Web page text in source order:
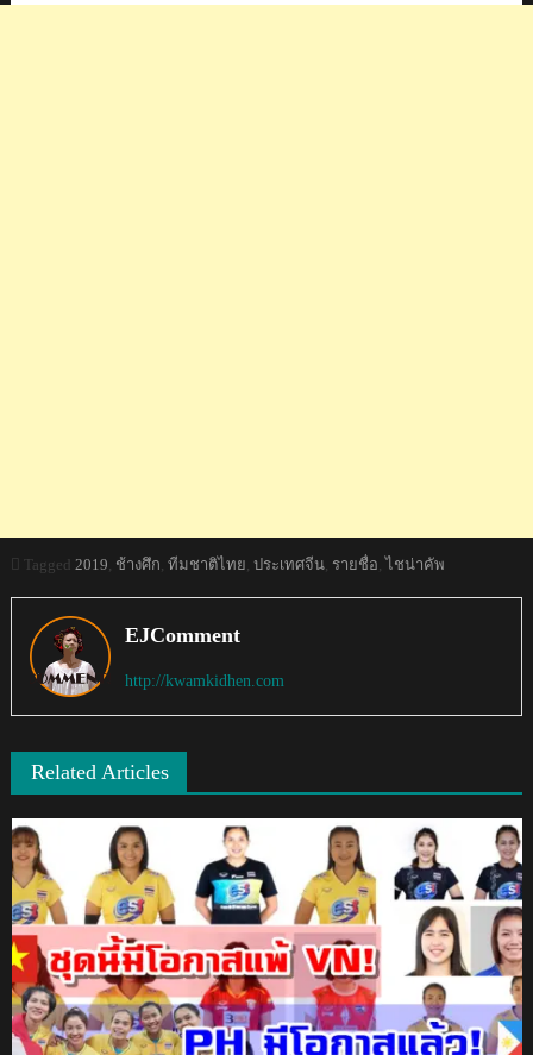
Tagged 2019, ช้างศึก, ทีมชาติไทย, ประเทศจีน, รายชื่อ,ไชน่าคัพ
EJComment
http://kwamkidhen.com
Related Articles